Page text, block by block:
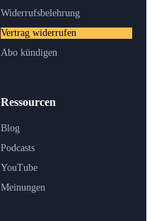
Ressourcen
Blog
Podcasts
YouTube
Meinungen
Widerrufsbelehrung
Vertrag widerrufen
Abo kündigen